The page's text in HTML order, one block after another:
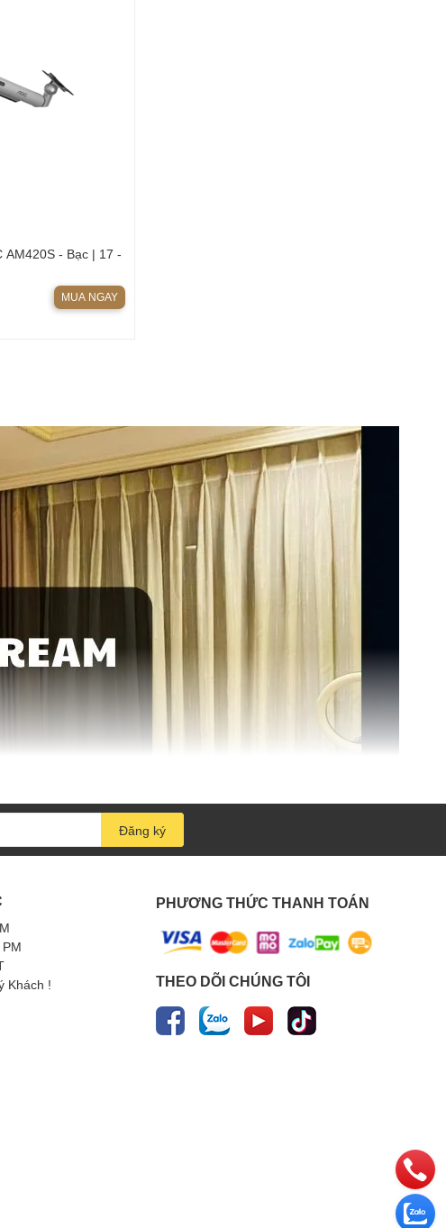
AM420S - Bạc | 17 -
MUA NGAY
việc phát triển sự nghiệp cá nhân. Ngày nay, nhiều người đã
hoàn hảo.
Đăng ký
Khách !
PHƯƠNG THỨC THANH TOÁN
THEO DÕI CHÚNG TÔI